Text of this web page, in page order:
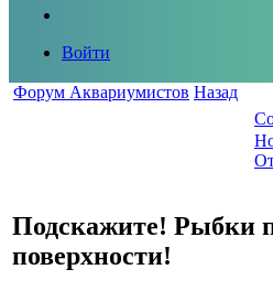
Войти
Форум Аквариумистов Назад
Подскажите! Рыбки
поверхности!